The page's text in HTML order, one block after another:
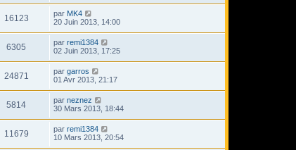
16123 par MK4
20 Juin 2013, 14:00
6305 par remi1384
02 Juin 2013, 17:25
24871 par garros
01 Avr 2013, 21:17
5814 par neznez
30 Mars 2013, 18:44
11679 par remi1384
10 Mars 2013, 20:54